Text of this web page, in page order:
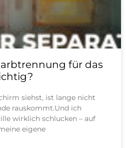
für das
siehst, ist lange nicht
rauskommt.Und ich
wirklich schlucken – auf
eigene